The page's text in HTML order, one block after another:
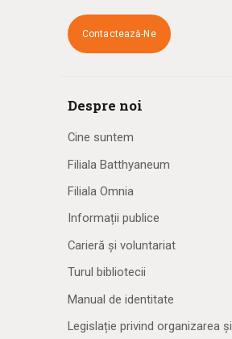
Contactează-Ne
Despre noi
Cine suntem
Filiala Batthyaneum
Filiala Omnia
Informații publice
Carieră și voluntariat
Turul bibliotecii
Manual de identitate
Legislație privind organizarea și